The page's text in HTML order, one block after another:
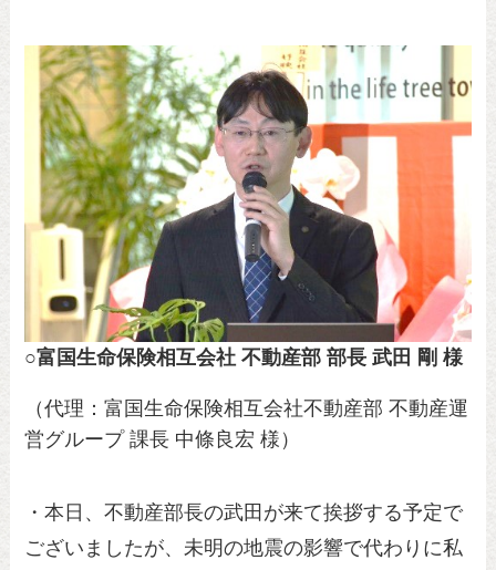
○富国生命保険相互会社 不動産部 部長 武田 剛 様
（代理：富国生命保険相互会社不動産部 不動産運
営グループ 課長 中條良宏 様）
・本日、不動産部長の武田が来て挨拶する予定で
ございましたが、未明の地震の影響で代わりに私